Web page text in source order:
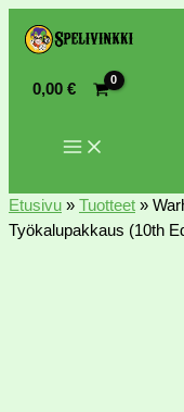
0,00€
Etusivu » Tuotteet »
Työkalupakkaus (10th